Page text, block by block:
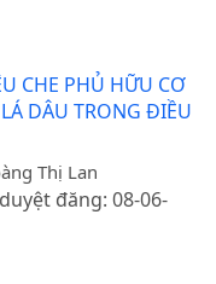
CHE PHỦ HỮU CƠ
DÂU TRONG ĐIỀU
Thị Lan
đăng: 08-06-